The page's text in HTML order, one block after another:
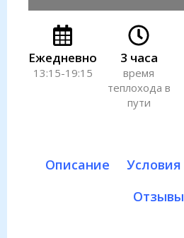
Ежедневно
13:15-19:15
3 часа
время
теплохода в
пути
Описание Условия
Отзывы